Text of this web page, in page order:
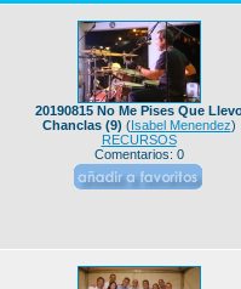
20190815 No Me Pises Que
Chanclas (9) (Isabel Menendez)
RECURSOS
Comentarios: 0